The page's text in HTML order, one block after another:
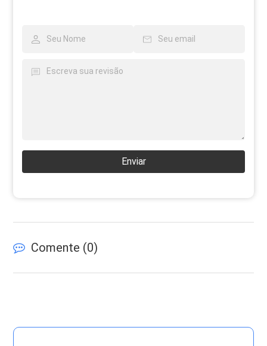
Enviar
Comente (0)